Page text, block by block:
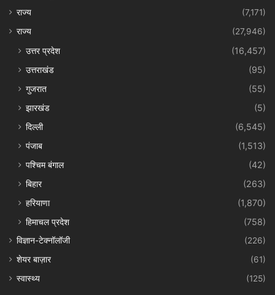
राज्य
(7,171)
राज्य
(27,946)
उत्तर प्रदेश
(16,457)
उत्तराखंड
(95)
गुजरात
(55)
झारखंड
(5)
दिल्ली
(6,545)
पंजाब
(1,513)
पश्चिम बंगाल
(42)
बिहार
(263)
हरियाणा
(1,870)
हिमाचल प्रदेश
(758)
विज्ञान-टेक्नॉलॉजी
(226)
शेयर बाज़ार
(61)
स्वास्थ्य
(125)